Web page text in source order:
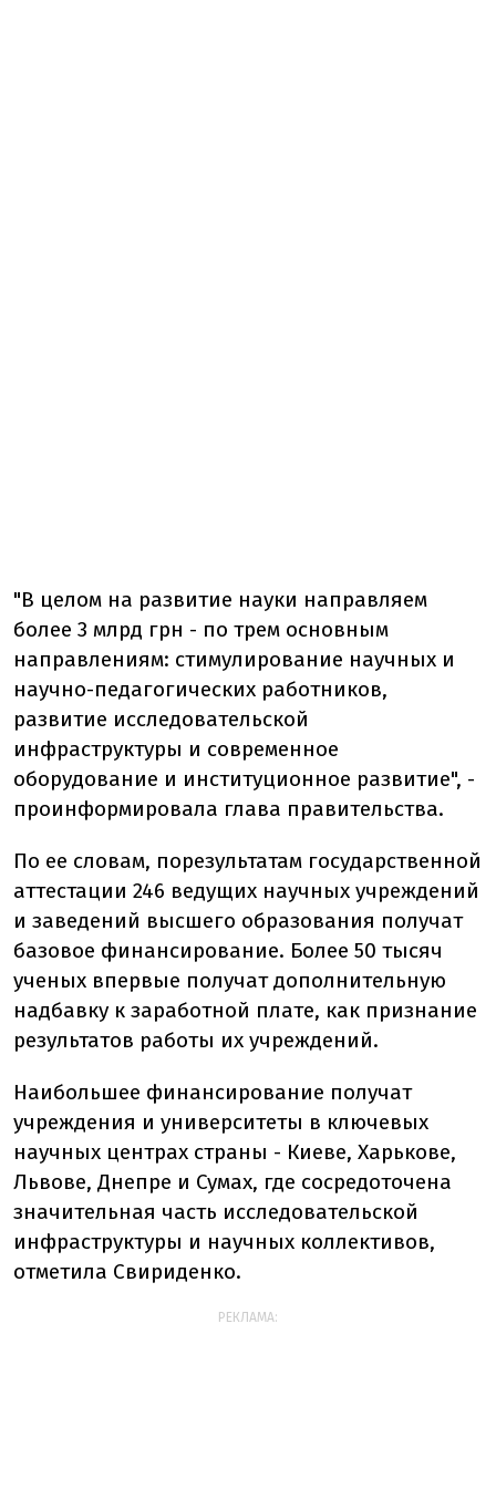
"В целом на развитие науки направляем
более 3 млрд грн - по трем основным
направлениям: стимулирование научных и
научно-педагогических работников,
развитие исследовательской
инфраструктуры и современное
оборудование и институционное развитие", -
проинформировала глава правительства.
По ее словам, порезультатам государственной
аттестации 246 ведущих научных учреждений
и заведений высшего образования получат
базовое финансирование. Более 50 тысяч
ученых впервые получат дополнительную
надбавку к заработной плате, как признание
результатов работы их учреждений.
Наибольшее финансирование получат
учреждения и университеты в ключевых
научных центрах страны - Киеве, Харькове,
Львове, Днепре и Сумах, где сосредоточена
значительная часть исследовательской
инфраструктуры и научных коллективов,
отметила Свириденко.
РЕКЛАМА: